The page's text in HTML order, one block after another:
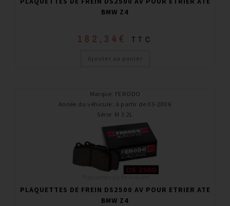
BMW Z4
182,34 € TTC
Ajouter au panier
Marque: FERODO
Année du véhicule: à partir de 03-2006
Série: M 3.2L
PLAQUETTES DE FREIN DS2500 AV POUR ETRIER ATE
BMW Z4